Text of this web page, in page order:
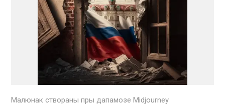
Малюнак створаны пры дапамозе Midjourney